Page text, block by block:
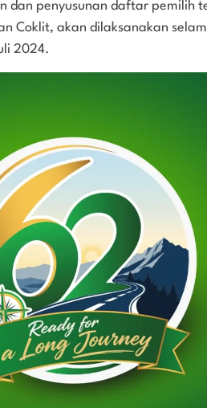
dan penyusunan daftar pemilih
Coklit, akan dilaksanakan
2024.